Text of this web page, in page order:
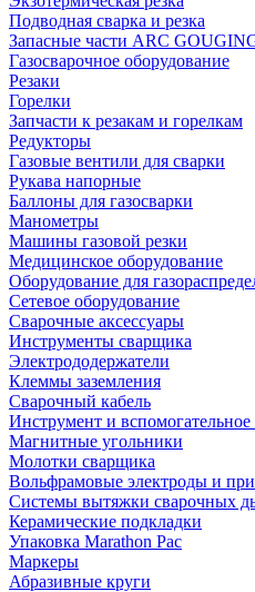
Подводная сварка и резка
Запасные части ARC
Газосварочное оборудование
Резаки
Горелки
Запчасти к резакам и горелкам
Редукторы
Газовые вентили для сварки
Рукава напорные
Баллоны для газосварки
Манометры
Машины газовой резки
Медицинское оборудование
Оборудование для
Сетевое оборудование
Сварочные аксессуары
Инструменты сварщика
Электрододержатели
Клеммы заземления
Сварочный кабель
Инструмент и вспомогательное
Магнитные угольники
Молотки сварщика
Вольфрамовые электроды и
Системы вытяжки сварочных
Керамические подкладки
Упаковка Marathon Pac
Маркеры
Абразивные круги